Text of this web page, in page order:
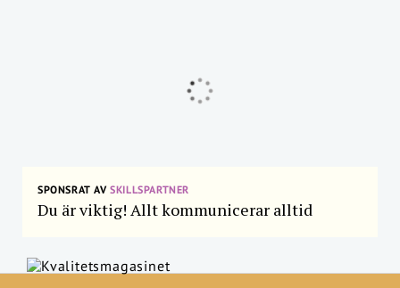
SPONSRAT AVSKILLSPARTNER
Du är viktig! Allt kommunicerar alltid